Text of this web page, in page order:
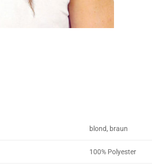
blond, braun
100% Polyester